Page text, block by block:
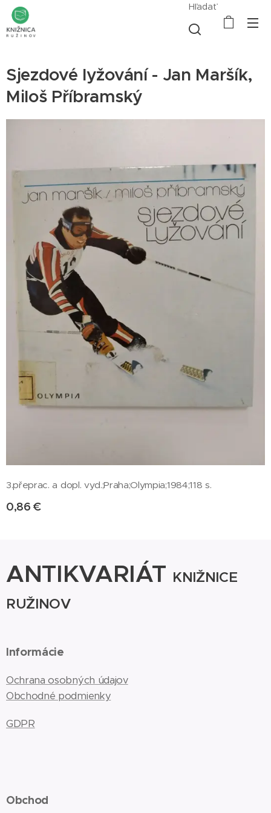
Hľadať
Sjezdové lyžování - Jan Maršík,
Miloš Příbramský
3.přeprac. a dopl. vyd.;Praha;Olympia;1984;118 s.
0,86 €
ANTIKVARIÁT KNIŽNICE
RUŽINOV
Informácie
Ochrana osobných údajov
Obchodné podmienky
GDPR
Obchod